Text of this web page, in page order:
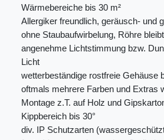
Wärmebereiche bis 30 m²
Allergiker freundlich, geräusch- und
ohne Staubaufwirbelung, Röhre
angenehme Lichtstimmung bzw.
Licht
wetterbeständige rostfreie Gehäuse
oftmals mehrere Farben und Extras
Montage z.T. auf Holz und
Kippbereich bis 30°
div. IP Schutzarten